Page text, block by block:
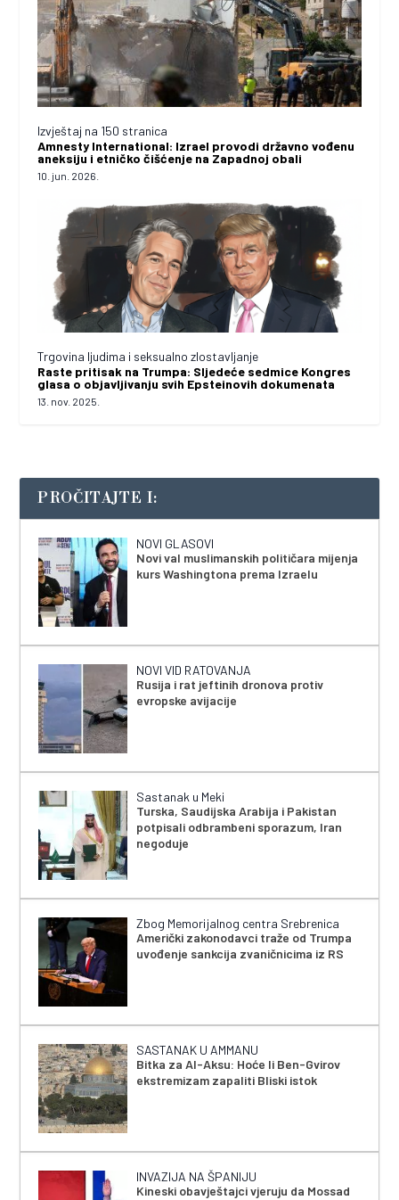
Izvještaj na 150 stranica
Amnesty International: Izrael provodi državno vođenu
aneksiju i etničko čišćenje na Zapadnoj obali
10. jun. 2026.
Trgovina ljudima i seksualno zlostavljanje
Raste pritisak na Trumpa: Sljedeće sedmice Kongres
glasa o objavljivanju svih Epsteinovih dokumenata
13. nov. 2025.
PROČITAJTE I:
NOVI GLASOVI
Novi val muslimanskih političara mijenja
kurs Washingtona prema Izraelu
NOVI VID RATOVANJA
Rusija i rat jeftinih dronova protiv
evropske avijacije
Sastanak u Meki
Turska, Saudijska Arabija i Pakistan
potpisali odbrambeni sporazum, Iran
negoduje
Zbog Memorijalnog centra Srebrenica
Američki zakonodavci traže od Trumpa
uvođenje sankcija zvaničnicima iz RS
SASTANAK U AMMANU
Bitka za Al-Aksu: Hoće li Ben-Gvirov
ekstremizam zapaliti Bliski istok
INVAZIJA NA ŠPANIJU
Kineski obavještajci vjeruju da Mossad